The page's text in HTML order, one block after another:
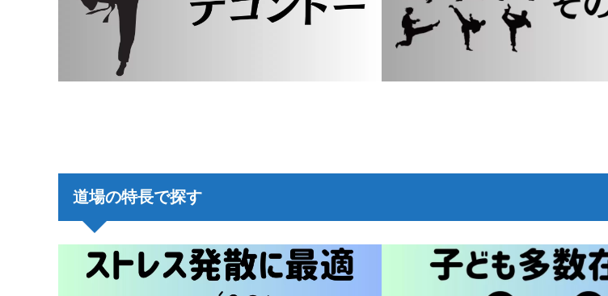
道場の特長で探す